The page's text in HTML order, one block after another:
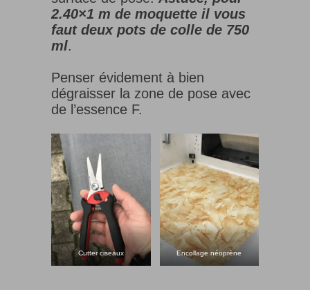
2.40×1 m de moquette il vous
faut deux pots de colle de 750
ml.
Penser évidement à bien
dégraisser la zone de pose avec
de l’essence F.
Cutter ciseaux Encollage néoprène